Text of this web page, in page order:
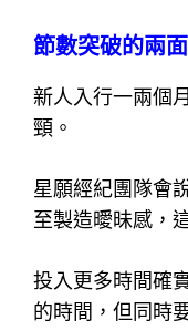
節數突破的兩
新人入行一兩個
頸。
星願經紀團隊會
至製造曖昧感，
投入更多時間確
的時間，但同時